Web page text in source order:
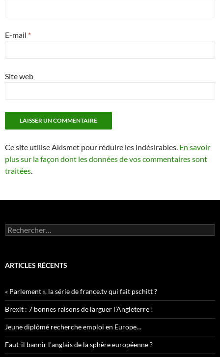
E-mail *
Site web
Ce site utilise Akismet pour réduire les indésirables. En savoir
plus sur la façon dont les données de vos commentaires sont
traitées
Rechercher :
ARTICLES RÉCENTS
« Parlement », la série de france.tv qui fait pschitt ?
Brexit : 7 bonnes raisons de larguer l’Angleterre !
Jeune diplômé recherche emploi en Europe…
Faut-il bannir l'anglais de la sphère européenne ?